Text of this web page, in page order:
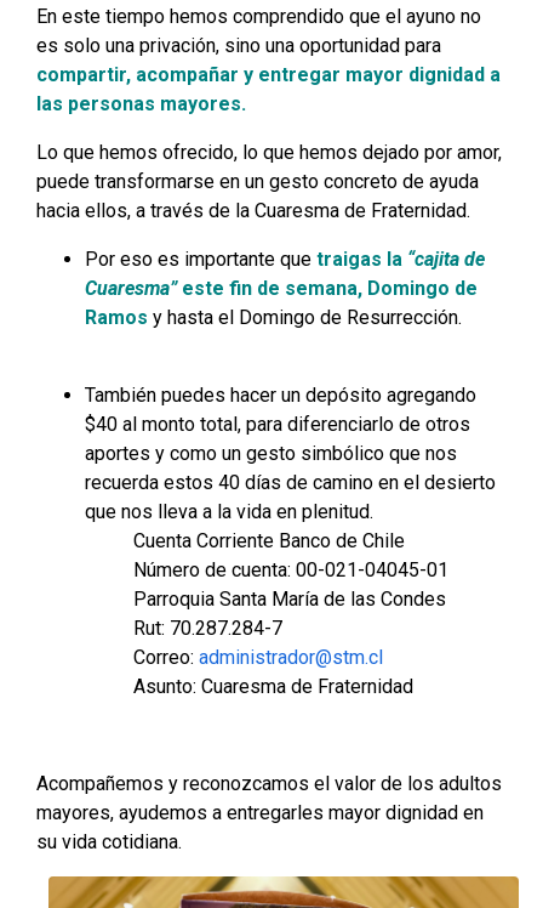
En este tiempo hemos comprendido que el ayuno no
es solo una privación, sino una oportunidad para
compartir, acompañar y entregar mayor dignidad a
las personas mayores.
Lo que hemos ofrecido, lo que hemos dejado por amor,
puede transformarse en un gesto concreto de ayuda
hacia ellos, a través de la Cuaresma de Fraternidad.
Por eso es importante que traigas la “cajita de
Cuaresma”este fin de semana, Domingo de
Ramos y hasta el Domingo de Resurrección.
También puedes hacer un depósito agregando
$40 al monto total, para diferenciarlo de otros
aportes y como un gesto simbólico que nos
recuerda estos 40 días de camino en el desierto
que nos lleva a la vida en plenitud.
Cuenta Corriente Banco de Chile
Número de cuenta: 00-021-04045-01
Parroquia Santa María de las Condes
Rut: 70.287.284-7
Correo: administrador@stm.cl
Asunto: Cuaresma de Fraternidad
Acompañemos y reconozcamos el valor de los adultos
mayores, ayudemos a entregarles mayor dignidad en
su vida cotidiana.